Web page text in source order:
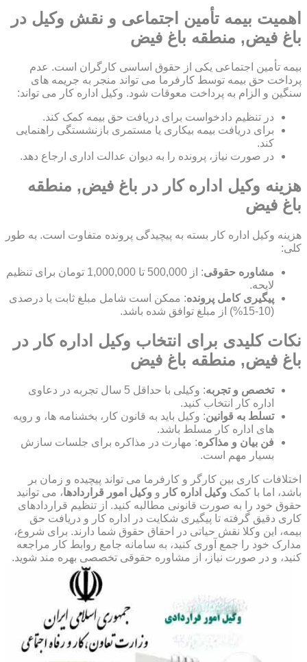
اهمیت بیمه تأمین اجتماعی و نقش وکیل در
باغ فیض, منطقه باغ فیض
بیمه تأمین اجتماعی یکی از حقوق اساسی کارگران است. عدم
پرداخت حق بیمه توسط کارفرما می تواند منجر به جریمه های
سنگین و الزام به پرداخت معوقات شود. وکیل اداره کار می تواند:
در تنظیم دادخواست برای دریافت حق بیمه کمک کند.
برای دریافت بیمه بیکاری یا مستمری بازنشستگی راهنمایی
کند.
در صورت نیاز، پرونده را به دیوان عدالت اداری ارجاع دهد.
هزینه وکیل اداره کار در باغ فیض, منطقه
باغ فیض
هزینه وکیل اداره کار بسته به پیچیدگی پرونده متفاوت است. به طور
کلی:
مشاوره حقوقی
: از 500,000 تا 1,000,000 تومان برای تنظیم
لایحه.
پیگیری کامل پرونده: ممکن است شامل مبلغ ثابت یا درصدی
(10-15%) از مبلغ توافق شده باشد.
نکات کلیدی برای انتخاب وکیل اداره کار در
باغ فیض, منطقه باغ فیض
تخصص و تجربه
: وکیلی با حداقل 5 سال تجربه در دعاوی
اداره کار انتخاب کنید.
تسلط به قوانین: وکیل باید به قانون کار، بخشنامه ها، و رویه
های اداره کار مسلط باشد.
فن بیان و مذاکره: مهارت در مذاکره برای جلسات سازش
بسیار مهم است.
اختلافات کاری بین کارگر و کارفرما می تواند پیچیده و زمان بر
باشد، اما با کمک وکیل اداره کار و وکیل امور قراردادها، می توانید
حقوق خود را به صورت قانونی مطالبه کنید. از تنظیم قراردادهای
کاری دقیق گرفته تا پیگیری شکایت در اداره کار و دریافت حق
بیمه، این وکلا نقش حیاتی در احقاق حقوق شما دارند. برای شروع،
مدارک خود را جمع آوری کنید، به سامانه جامع روابط کار مراجعه
کنید، و در صورت نیاز، از مشاوره حقوقی تخصصی بهره مند شوید.